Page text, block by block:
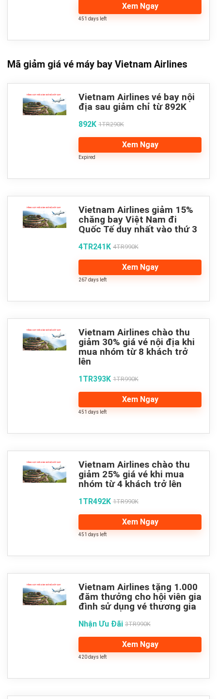
Xem Ngay
451 days left
Mã giảm giá vé máy bay Vietnam Airlines
Vietnam Airlines vé bay nội
địa sau giảm chỉ từ 892K
892K 1TR290K
Xem Ngay
Expired
Vietnam Airlines giảm 15%
chăng bay Việt Nam đi
Quốc Tế duy nhất vào thứ 3
4TR241K 4TR990K
Xem Ngay
267 days left
Vietnam Airlines chào thu
giảm 30% giá vé nội địa khi
mua nhóm từ 8 khách trở
lên
1TR393K 1TR990K
Xem Ngay
451 days left
Vietnam Airlines chào thu
giảm 25% giá vé khi mua
nhóm từ 4 khách trở lên
1TR492K 1TR990K
Xem Ngay
451 days left
Vietnam Airlines tặng 1.000
đăm thưởng cho hội viên gia
đình sử dụng vé thương gia
Nhận Ưu Đãi 3TR990K
Xem Ngay
420 days left